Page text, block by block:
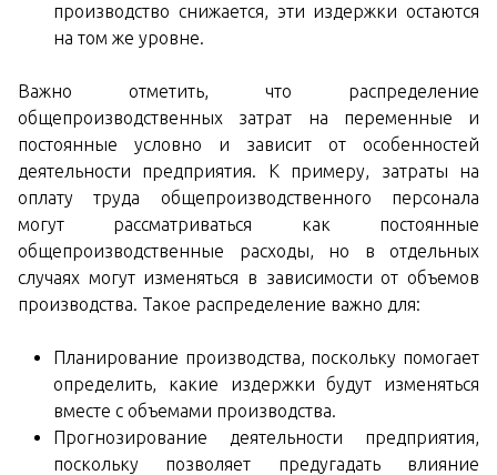
производство снижается, эти издержки остаются
на том же уровне.
Важно отметить, что распределение
общепроизводственных затрат на переменные и
постоянные условно и зависит от особенностей
деятельности предприятия. К примеру, затраты на
оплату труда общепроизводственного персонала
могут рассматриваться как постоянные
общепроизводственные расходы, но в отдельных
случаях могут изменяться в зависимости от объемов
производства. Такое распределение важно для:
Планирование производства, поскольку помогает
определить, какие издержки будут изменяться
вместе с объемами производства.
Прогнозирование деятельности предприятия,
поскольку позволяет предугадать влияние